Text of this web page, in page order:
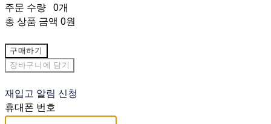
주문 수량 0개
총 상품 금액 0원
구매하기
장바구니에 담기
재입고 알림 신청
휴대폰 번호